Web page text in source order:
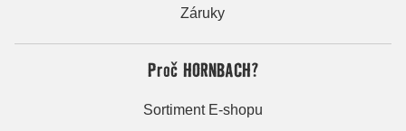
Záruky
Proč HORNBACH?
Sortiment E-shopu